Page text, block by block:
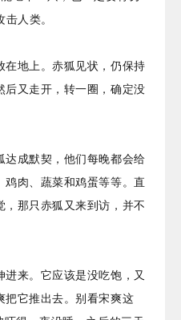
人类。
在地上。赤狐见状，仍保持
后又走开，转一圈，确定没
达成默契，他们每晚都会给
肉、蔬菜和鸡蛋等等。直
那只赤狐又来到访，并不
来。它应该是没吃饱，又
把它推出去。别看宋爽这